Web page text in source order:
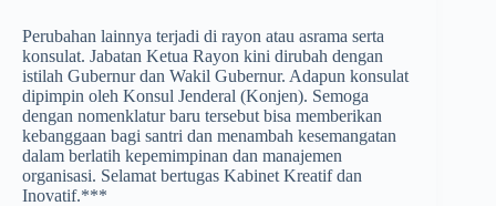
Perubahan lainnya terjadi di rayon atau asrama serta
konsulat. Jabatan Ketua Rayon kini dirubah dengan
istilah Gubernur dan Wakil Gubernur. Adapun konsulat
dipimpin oleh Konsul Jenderal (Konjen). Semoga
dengan nomenklatur baru tersebut bisa memberikan
kebanggaan bagi santri dan menambah kesemangatan
dalam berlatih kepemimpinan dan manajemen
organisasi. Selamat bertugas Kabinet Kreatif dan
Inovatif.***